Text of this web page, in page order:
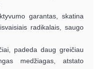
garantas, skatina
radikalais, saugo
padeda daug greičiau
medžiagas, atstato